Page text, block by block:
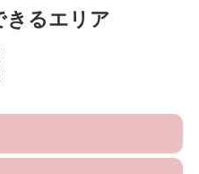
FILMSを設立。
オ「BENIYA
ロンSNOWBRIDALと
提供開始。
りも料金は安く品質の
で多方面への広告、HP
す。
な方との日常の瞬間
きるエリア